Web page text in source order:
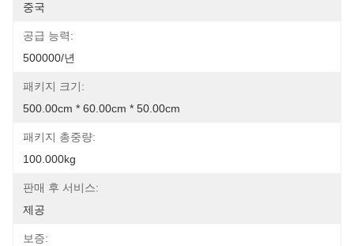
중국
공급 능력:
500000/년
패키지 크기:
500.00cm * 60.00cm * 50.00cm
패키지 총중량:
100.000kg
판매 후 서비스:
제공
보증: